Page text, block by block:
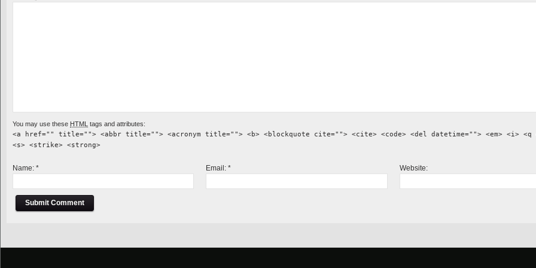
You may use these HTML tags and attributes:
<a href="" title=""> <abbr title=""> <acronym title=""> <b> <blockquote cite=""> <cite> <code> <del datetime=""> <em> <i>
<s> <strike> <strong>
Name: * Email:* Website: